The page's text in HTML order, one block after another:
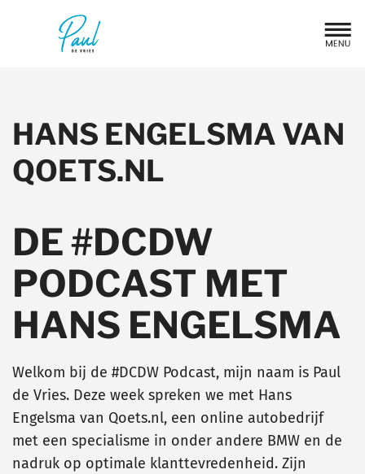
HANS ENGELSMA VAN
QOETS.NL
DE #DCDW
PODCAST MET
HANS ENGELSMA
Welkom bij de #DCDW Podcast, mijn naam is Paul
de Vries. Deze week spreken we met Hans
Engelsma van Qoets.nl, een online autobedrijf
met een specialisme in onder andere BMW en de
nadruk op optimale klanttevredenheid. Zijn